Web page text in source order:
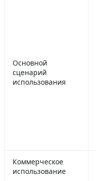
Основной
сценарий
использования
Коммерческое
использование